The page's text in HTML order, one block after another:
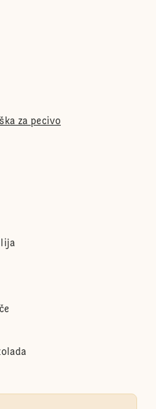
za pecivo